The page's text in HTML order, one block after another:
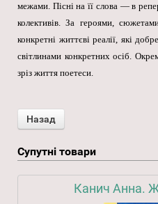
межами. Пісні на її слова — в
колективів. За героями,
конкретні життєві реалії, які
світлинами конкретних осіб.
зріз життя поетеси.
Супутні товари
Канич Анна.